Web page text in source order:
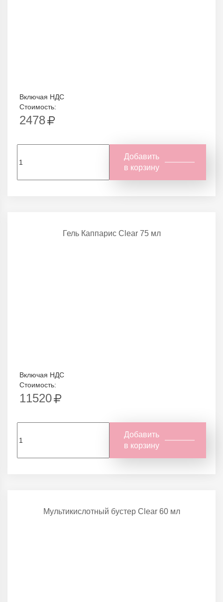
Включая НДС
Стоимость:
2478
Добавить
в корзину
Гель Каппарис Clear 75 мл
Включая НДС
Стоимость:
11520
Добавить
в корзину
Мультикислотный бустер Clear 60 мл